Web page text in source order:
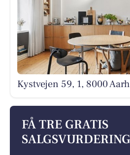
Kystvejen 59, 1, 8000
FÅ TRE GRATIS